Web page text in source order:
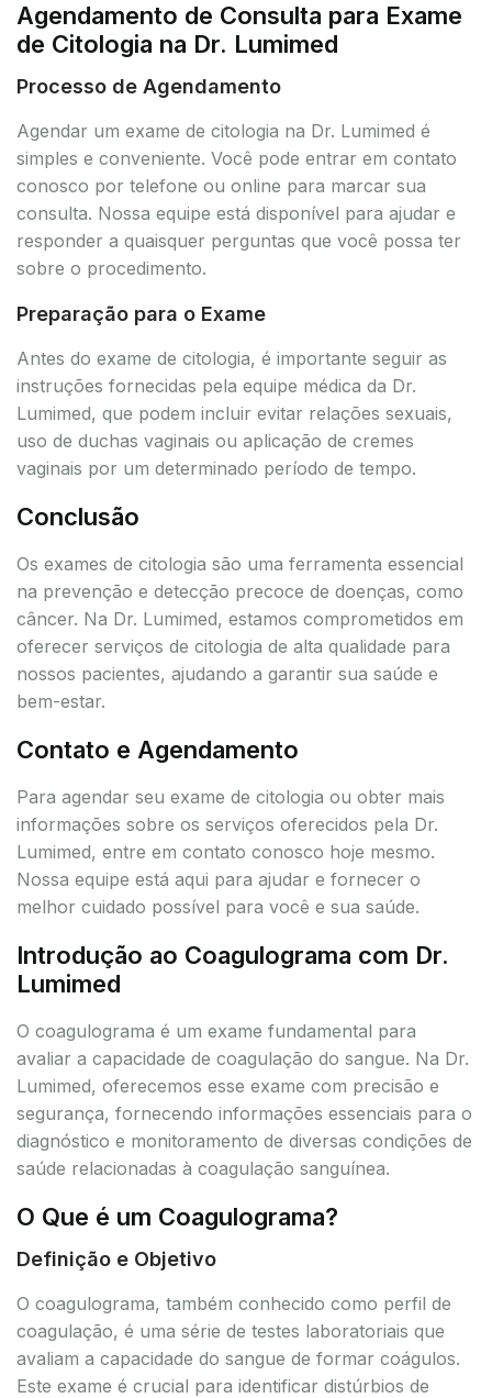
Agendamento de Consulta para Exame
de Citologia na Dr. Lumimed
Processo de Agendamento
Agendar um exame de citologia na Dr. Lumimed é
simples e conveniente. Você pode entrar em contato
conosco por telefone ou online para marcar sua
consulta. Nossa equipe está disponível para ajudar e
responder a quaisquer perguntas que você possa ter
sobre o procedimento.
Preparação para o Exame
Antes do exame de citologia, é importante seguir as
instruções fornecidas pela equipe médica da Dr.
Lumimed, que podem incluir evitar relações sexuais,
uso de duchas vaginais ou aplicação de cremes
vaginais por um determinado período de tempo.
Conclusão
Os exames de citologia são uma ferramenta essencial
na prevenção e detecção precoce de doenças, como
câncer. Na Dr. Lumimed, estamos comprometidos em
oferecer serviços de citologia de alta qualidade para
nossos pacientes, ajudando a garantir sua saúde e
bem-estar.
Contato e Agendamento
Para agendar seu exame de citologia ou obter mais
informações sobre os serviços oferecidos pela Dr.
Lumimed, entre em contato conosco hoje mesmo.
Nossa equipe está aqui para ajudar e fornecer o
melhor cuidado possível para você e sua saúde.
Introdução ao Coagulograma com Dr.
Lumimed
O coagulograma é um exame fundamental para
avaliar a capacidade de coagulação do sangue. Na Dr.
Lumimed, oferecemos esse exame com precisão e
segurança, fornecendo informações essenciais para o
diagnóstico e monitoramento de diversas condições de
saúde relacionadas à coagulação sanguínea.
O Que é um Coagulograma?
Definição e Objetivo
O coagulograma, também conhecido como perfil de
coagulação, é uma série de testes laboratoriais que
avaliam a capacidade do sangue de formar coágulos.
Este exame é crucial para identificar distúrbios de